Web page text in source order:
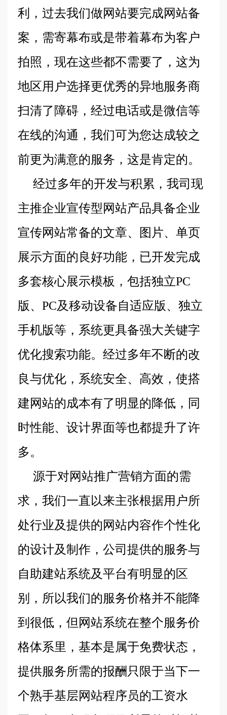
利，过去我们做网站要完成网站备
案，需寄幕布或是带着幕布为客户
拍照，现在这些都不需要了，这为
地区用户选择更优秀的异地服务商
扫清了障碍，经过电话或是微信等
在线的沟通，我们可为您达成较之
前更为满意的服务，这是肯定的。
经过多年的开发与积累，我司现
主推企业宣传型网站产品具备企业
宣传网站常备的文章、图片、单页
展示方面的良好功能，已开发完成
多套核心展示模板，包括独立PC
版、PC及移动设备自适应版、独立
手机版等，系统更具备强大关键字
优化搜索功能。经过多年不断的改
良与优化，系统安全、高效，使搭
建网站的成本有了明显的降低，同
时性能、设计界面等也都提升了许
多。
源于对网站推广营销方面的需
求，我们一直以来主张根据用户所
处行业及提供的网站内容作个性化
的设计及制作，公司提供的服务与
自助建站系统及平台有明显的区
别，所以我们的服务价格并不能降
到很低，但网站系统在整个服务价
格体系里，基本是属于免费状态，
提供服务所需的报酬只限于当下一
个熟手基层网站程序员的工资水